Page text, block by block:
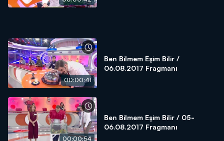
00:00:41
Ben Bilmem Eşim Bilir /
06.08.2017 Fragmanı
00:00:54
Ben Bilmem Eşim Bilir / 05-
06.08.2017 Fragmanı